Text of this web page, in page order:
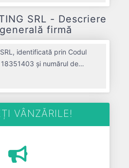
SRL - Descriere
firmă
identificată prin Codul
și numărul de
sediul social poziționat în
în judetul ALBA, compania
SRL a fost fondată în
de 20 ani. Conform
VÂNZĂRILE!